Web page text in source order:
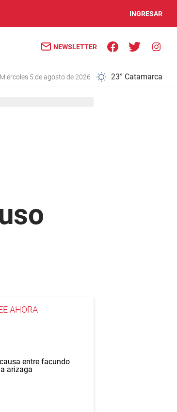
INGRESAR
NEWSLETTER
miércoles 5 de agosto de 2026 23° Catamarca
AHORA